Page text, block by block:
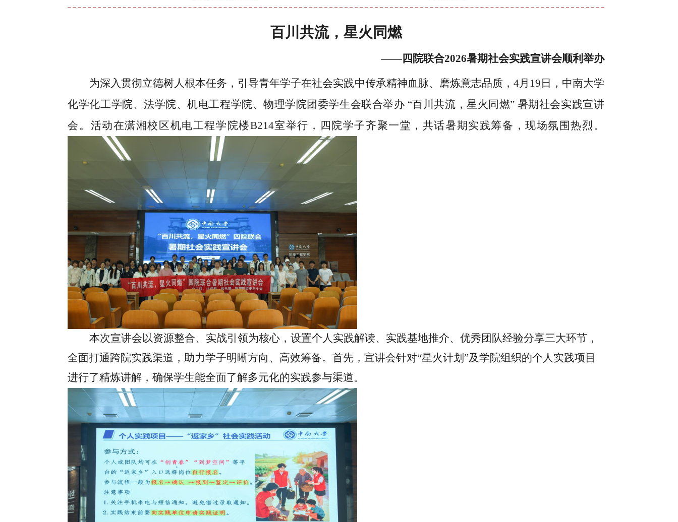
百川共流，星火同燃
——四院联合2026暑期社会实践宣讲会顺利举办
为深入贯彻立德树人根本任务，引导青年学子在社会实践中传承精神血脉、磨炼意志品质， 4月 19 日，中南大学
化学化工学院、法学院、机电工程学院、物理学院团委学生会联合举办 “百川共流，星火同燃” 暑期社会实践宣讲
会。活动在潇湘校区机电工程学院楼B214室举行，四院学子齐聚一堂，共话暑期实践筹备，现场氛围热烈。
本次宣讲会以资源整合、实战引领为核心，设置个人实践解读、实践基地推介、优秀团队经验分享三大环节，
全面打通跨院实践渠道，助力学子明晰方向、高效筹备。首先，宣讲会针对“星火计划 ”及学院组织的个人实践项目
进行了精炼讲解，确保学生能全面了解多元化的实践参与渠道。